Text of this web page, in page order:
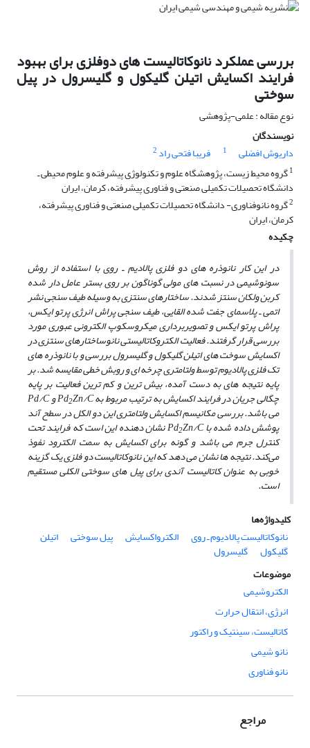
بررسی عملکرد نانوکاتالیست های دوفلزی برای بهبود
فرایند اکسایش اتیلن گلیکول و گلیسرول در پیل
سوختی
نوع مقاله : علمی-پژوهشی
نویسندگان
داریوش افضلی
1 فریبا فتحی راد 2
1گروه محیط زیست، پژوهشگاه علوم و تکنولوژی پیشرفته و علوم محیطی ـ
دانشگاه تحصیلات تکمیلی صنعتی و فناوری پیشرفته، کرمان، ایران
2گروه نانوفناوری- دانشگاه تحصیلات تکمیلی صنعتی و فناوری پیشرفته،
کرمان، ایران
چکیده
در این کار نانوذره های دو فلزی پالادیم ـ روی با استفاده از روش
سونوشیمی در نسبت های مولی گوناگون بر روی بستر عامل دار شده
کربن ولکان سنتز شدند. ساختارهای سنتزی به وسیله طیف سنجی نشر
اتمی ـ پلاسمای جفت شده القایی، طیف سنجی پراش انرژی پرتو ایکس،
پراش پرتو ایکس و تصویربرداری میکروسکوپ الکترونی عبوری مورد
بررسی قرار گرفتند. فعالیت الکتروکاتالیستی نانوساختارهای سنتزی در
اکسایش سوخت های اتیلن گلیکول و گلیسرول بررسی و با نانوذره های
تک فلزی پالادیوم توسط ولتامتری چرخه ای و روبش خطی مقایسه شد. بر
پایه نتیجه های به ­دست آمده، بیش ­ترین و کم­ ترین فعالیت بر پایه
چگالی جریان در فرایند اکسایش به ترتیب مربوط به Pd2Zn/C وPd/C
می باشد. بررسی مکانیسم اکسایش ولتامتری این دو الکل در سطح آند
پوشش داده شده با Pd2Zn/C نشان دهنده این است که فرایند تحت
کنترل جرم می باشد و گونه برای اکسایش به سمت الکترود نفوذ
می‌کند. نتیجه­ ها نشان می دهد که این نانوکاتالیست دو فلزی یک گزینه
خوبی به عنوان کاتالیست آندی برای پیل های سوختی الکلی مستقیم
است.
کلیدواژه‌ها
نانوکاتالیست پالادیوم ـ روی
الکترواکسایش پیل سوختی اتیلن
گلیکول
گلیسرول
موضوعات
الکتروشیمی
انرژی، انتقال حرارت
کاتالیست، سینتیک و راکتور
نانو شیمی
نانو فناوری
مراجع